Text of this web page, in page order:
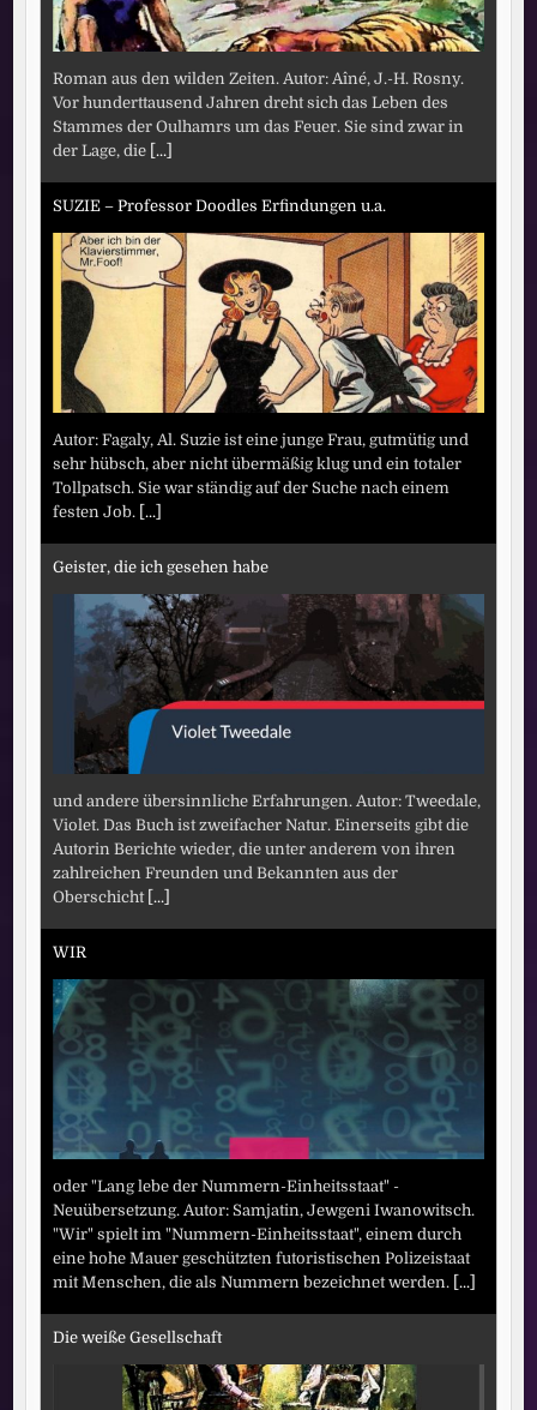
Roman aus den wilden Zeiten. Autor: Aîné, J.-H. Rosny.
Vor hunderttausend Jahren dreht sich das Leben des
Stammes der Oulhamrs um das Feuer. Sie sind zwar in
der Lage, die [...]
SUZIE – Professor Doodles Erfindungen u.a.
Autor: Fagaly, Al. Suzie ist eine junge Frau, gutmütig und
sehr hübsch, aber nicht übermäßig klug und ein totaler
Tollpatsch. Sie war ständig auf der Suche nach einem
festen Job. [...]
Geister, die ich gesehen habe
und andere übersinnliche Erfahrungen. Autor: Tweedale,
Violet. Das Buch ist zweifacher Natur. Einerseits gibt die
Autorin Berichte wieder, die unter anderem von ihren
zahlreichen Freunden und Bekannten aus der
Oberschicht [...]
WIR
oder "Lang lebe der Nummern-Einheitsstaat" -
Neuübersetzung. Autor: Samjatin, Jewgeni Iwanowitsch.
"Wir" spielt im "Nummern-Einheitsstaat", einem durch
eine hohe Mauer geschützten futoristischen Polizeistaat
mit Menschen, die als Nummern bezeichnet werden. [...]
Die weiße Gesellschaft